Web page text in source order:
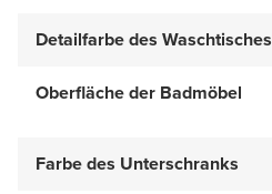
Detailfarbe des Waschtisches
Oberfläche der Badmöbel
Farbe des Unterschranks